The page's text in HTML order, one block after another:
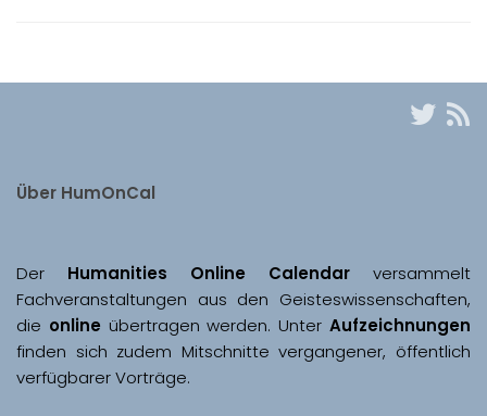
Über HumOnCal
Der Humanities Online Calendar versammelt
Fachveranstaltungen aus den Geisteswissenschaften,
die online übertragen werden. Unter Aufzeichnungen
finden sich zudem Mitschnitte vergangener, öffentlich